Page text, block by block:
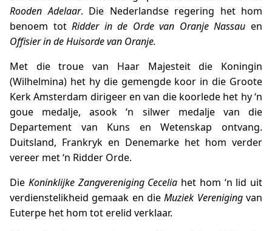
Rooden Adelaar. Die Nederlandse regering het hom
benoem totRidder in de Orde van Oranje Nassau en
Offisier in de Huisorde van Oranje.
Met die troue van Haar Majesteit die Koningin
(Wilhelmina) het hy die gemengde koor in die Groote
Kerk Amsterdam dirigeer en van die koorlede het hy ‘n
goue medalje, asook ‘n silwer medalje van die
Departement van Kuns en Wetenskap ontvang.
Duitsland, Frankryk en Denemarke het hom verder
vereer met ‘n Ridder Orde.
Die Koninklijke Zangvereniging Cecelia het hom ‘n lid uit
verdienstelikheid gemaak en dieMuziek Verenigingvan
Euterpe het hom tot erelid verklaar.